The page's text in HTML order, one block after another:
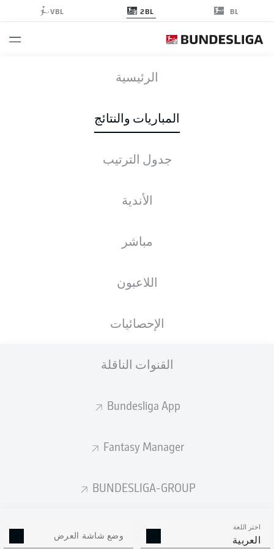
BL
2BL
VBL
الرئيسية
المباريات والنتائج
جدول الترتيب
الأندية
مباشر
اللاعبون
الإحصائيات
القنوات الناقلة
Bundesliga App
Fantasy Manager
BUNDESLIGA-GROUP
اختر اللغة
العربية وضع شاشة العرض
الأخبار التشكيلات الإحصائيات
0